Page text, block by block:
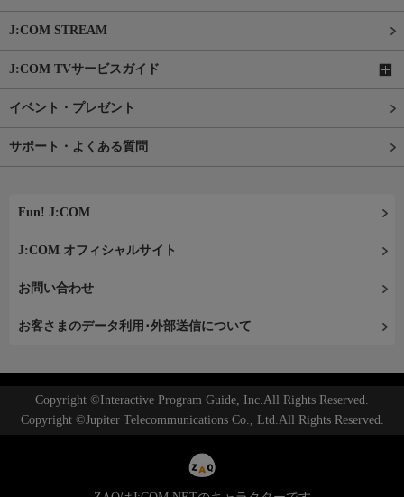
J:COM STREAM
J:COM TVサービスガイド
イベント・プレゼント
サポート・よくある質問
Fun! J:COM
J:COM オフィシャルサイト
お問い合わせ
お客さまのデータ利用･外部送信について
Copyright ©Interactive Program Guide, Inc.All Rights Reserved.
Copyright ©Jupiter Telecommunications Co., Ltd.All Rights Reserved.